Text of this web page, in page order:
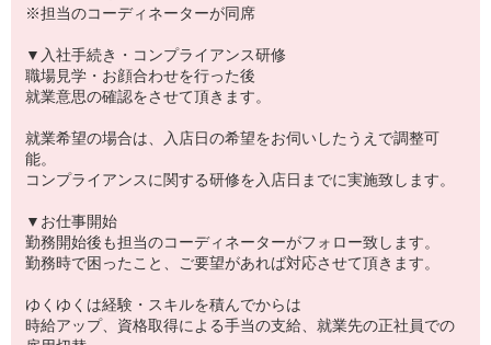
※担当のコーディネーターが同席
▼入社手続き・コンプライアンス研修
職場見学・お顔合わせを行った後
就業意思の確認をさせて頂きます。
就業希望の場合は、入店日の希望をお伺いしたうえで調整可
能。
コンプライアンスに関する研修を入店日までに実施致します。
▼お仕事開始
勤務開始後も担当のコーディネーターがフォロー致します。
勤務時で困ったこと、ご要望があれば対応させて頂きます。
ゆくゆくは経験・スキルを積んでからは
時給アップ、資格取得による手当の支給、就業先の正社員での